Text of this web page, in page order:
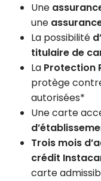
Une
une
La possibilité
titulaire de
La Protection
protège
autorisées*
Une carte
Trois mois
crédit
carte